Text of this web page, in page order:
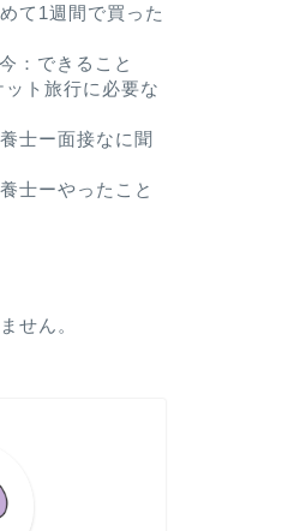
て1週間で買った
：できること
ト旅行に必要な
士ー面接なに聞
士ーやったこと
せん。